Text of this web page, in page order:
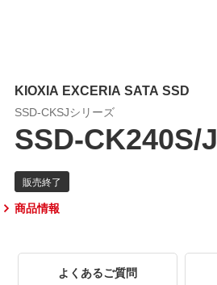
KIOXIA EXCERIA SATA SSD
SSD-CKSJシリーズ
SSD-CK240S/J
商品情報
よくあるご質問